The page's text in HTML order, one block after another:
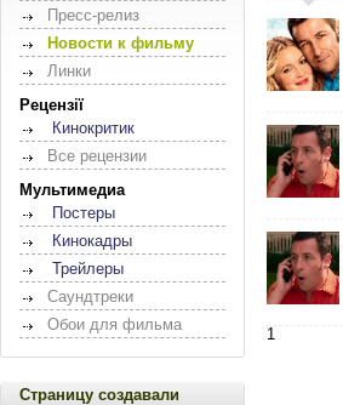
Пресс-релиз
Новости к фильму
Линки
Рецензії
Кинокритик
Все рецензии
Мультимедиа
Постеры
Кинокадры
Трейлеры
Саундтреки
Обои для фильма
Страницу создавали
1